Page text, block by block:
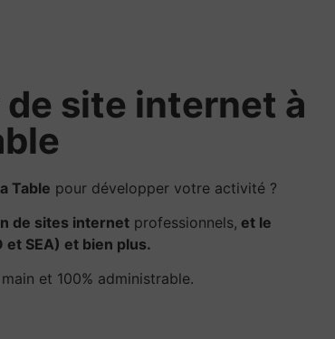
site internet à
Table pour développer votre activité ?
de sites internet professionnels, et le
SEA) et bien plus.
et 100% administrable.